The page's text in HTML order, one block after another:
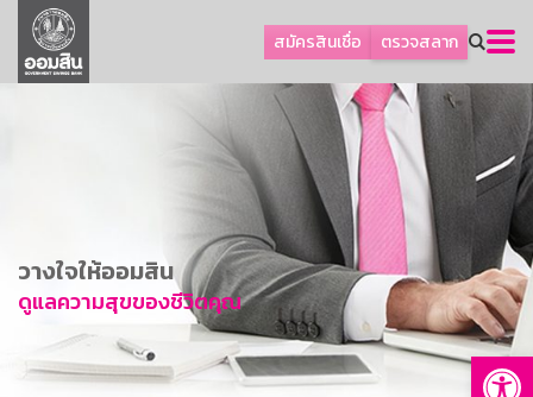
สมัครสินเชื่อ ตรวจสลาก
ลูกค้าธุรกิจ
ลูกค้าผู้ประกอบรายย่อย
การพัฒนาที่ยั่งยืน
ข่าวสาร
บริการทางการเงิน
อื่นๆ
วางใจให้ออมสิน
ดูแลความสุขของชีวิตคุณ